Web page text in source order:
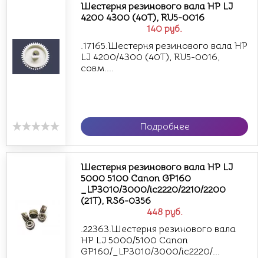
140 руб.
Шестерня резинового вала HP LJ
4200 4300 (40T), RU5-0016
.17165.Шестерня резинового вала HP
LJ 4200/4300 (40T), RU5-0016,
совм....
Подробнее
448 руб.
Шестерня резинового вала HP LJ
5000 5100 Canon GP160
_LP3010/3000/ic2220/2210/2200
(21T), RS6-0356
.22363.Шестерня резинового вала
HP LJ 5000/5100 Canon
GP160/_LP3010/3000/ic2220/...